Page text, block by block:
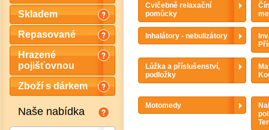
Skladem
Repasované
Hrazené
pojišťovnou
Zboží s dárkem
Naše nabídka
Cvičebně relaxační
pomůcky
Inhalátory - nebulizátory
Lůžka a příslušenství,
podložky
Motomedy